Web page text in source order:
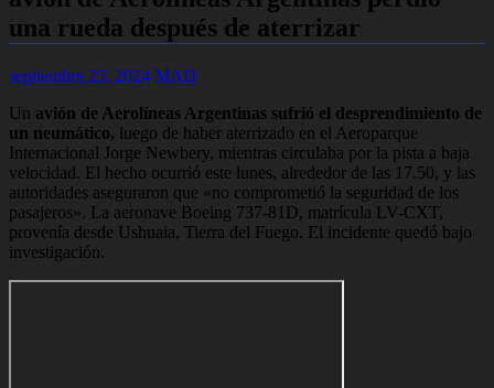
una rueda después de aterrizar
septiembre 23, 2024 MAD
Un avión de Aerolíneas Argentinas sufrió el desprendimiento de
un neumático, luego de haber aterrizado en el Aeroparque
Internacional Jorge Newbery, mientras circulaba por la pista a baja
velocidad. El hecho ocurrió este lunes, alrededor de las 17.50, y las
autoridades aseguraron que «no comprometió la seguridad de los
pasajeros». La aeronave Boeing 737-81D, matrícula LV-CXT,
provenía desde Ushuaia, Tierra del Fuego. El incidente quedó bajo
investigación.